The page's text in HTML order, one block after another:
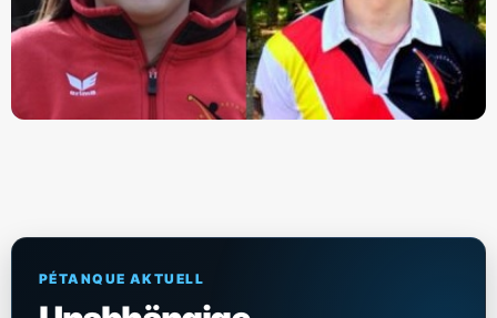
PÉTANQUE AKTUELL